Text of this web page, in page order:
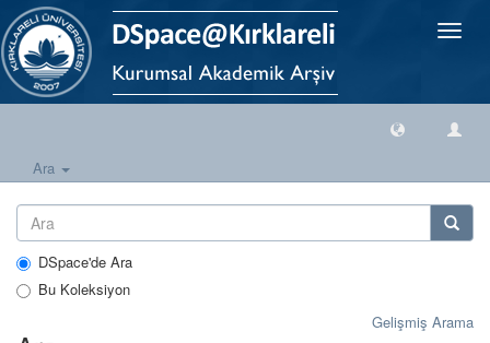
Geçiş
Ara
DSpace'de Ara
Bu Koleksiyon
Gelişmiş Arama